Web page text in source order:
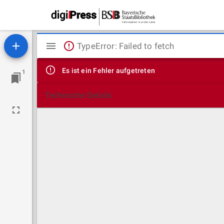
1
Mirador
Viewer
TypeError: Failed to fetch
Es ist ein Fehler aufgetreten
Technische Details